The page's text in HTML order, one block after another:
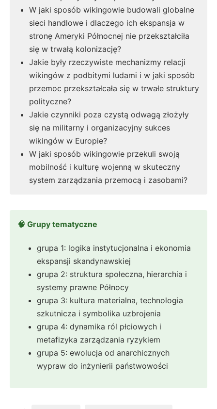
W jaki sposób wikingowie budowali globalne
sieci handlowe i dlaczego ich ekspansja w
stronę Ameryki Północnej nie przekształciła
się w trwałą kolonizację?
Jakie były rzeczywiste mechanizmy relacji
wikingów z podbitymi ludami i w jaki sposób
przemoc przekształcała się w trwałe struktury
polityczne?
Jakie czynniki poza czystą odwagą złożyły
się na militarny i organizacyjny sukces
wikingów w Europie?
W jaki sposób wikingowie przekuli swoją
mobilność i kulturę wojenną w skuteczny
system zarządzania przemocą i zasobami?
🧠 Grupy tematyczne
grupa 1: logika instytucjonalna i ekonomia
ekspansji skandynawskiej
grupa 2: struktura społeczna, hierarchia i
systemy prawne Północy
grupa 3: kultura materialna, technologia
szkutnicza i symbolika uzbrojenia
grupa 4: dynamika ról płciowych i
metafizyka zarządzania ryzykiem
grupa 5: ewolucja od anarchicznych
wypraw do inżynierii państwowości